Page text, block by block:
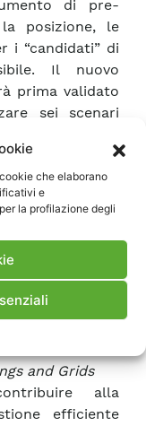
che elaborano
e
la profilazione degli
di pre-
posizione, le
i “candidati” di
Il nuovo
prima validato
sei scenari
2050 al fine di
stoccaggio e
di frontiera
conclusioni
le autorità di
promuovere
qualora si
and Grids
alla
efficiente